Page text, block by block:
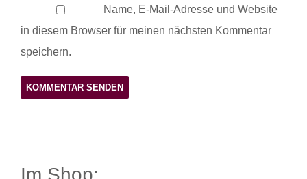
Name, E-Mail-Adresse und Website
in diesem Browser für meinen nächsten Kommentar
speichern.
Im Shop: